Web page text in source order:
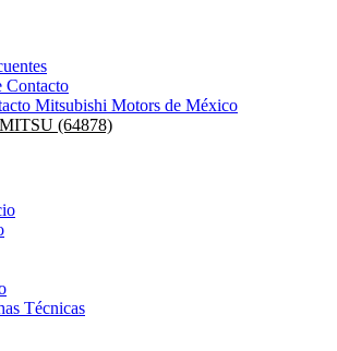
Contacto
Mitsubishi Motors de México
(64878)
Técnicas